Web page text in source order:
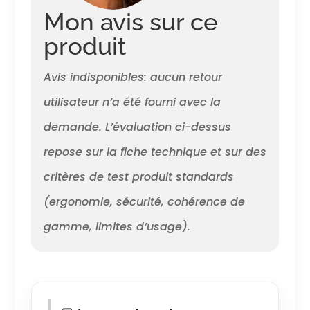
pour une rotation à 360°, elles
assurent une maniabilité
optimale sur toutes les
surfaces, réduisant la fatigue
un voyage agréable. INTÉRIEUR
ORGANISÉ: Gardez vos affaires
bien rangées grâce à un
intérieur astucieusement
et sangles croisées. Ce
vêtements et accessoires en
place, limite les plis et
optimise l’espace de
rangement. DESIGN FIABLE:
Mon avis sur ce
produit
Avis indisponibles: aucun retour
utilisateur n’a été fourni avec la
demande. L’évaluation ci-dessus
repose sur la fiche technique et sur des
critères de test produit standards
(ergonomie, sécurité, cohérence de
gamme, limites d’usage).